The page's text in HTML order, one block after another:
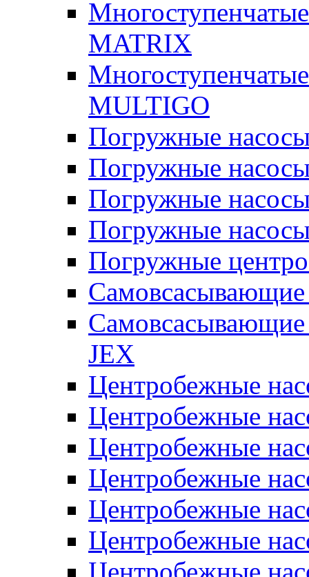
MATRIX
MULTIGO
Погружные
Погружные
Погружные
Погружные
Погружные
Самовсасывающие
Самовсасывающие
JEX
Центробежные
Центробежные
Центробежные
Центробежные
Центробежные
Центробежные
Центробежные